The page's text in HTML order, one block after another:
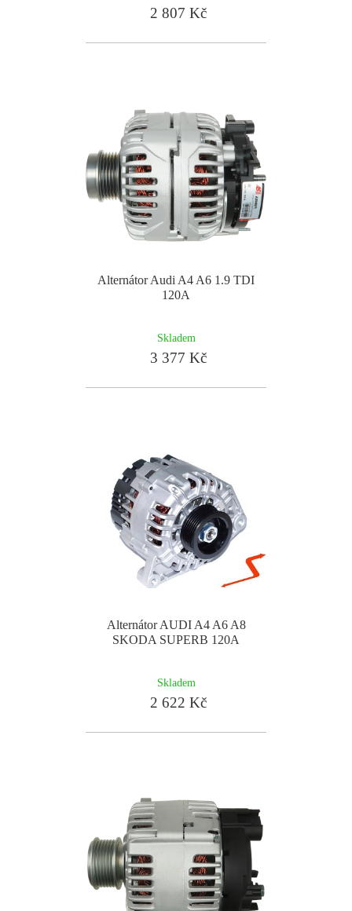
2 807 Kč
Alternátor Audi A4 A6 1.9 TDI
120A
Skladem
3 377 Kč
Alternátor AUDI A4 A6 A8
SKODA SUPERB 120A
Skladem
2 622 Kč